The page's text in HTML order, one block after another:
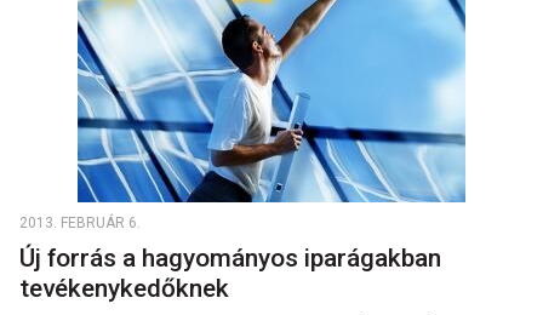
2013. FEBRUÁR 6.
Új forrás a hagyományos iparágakban
tevékenykedőknek